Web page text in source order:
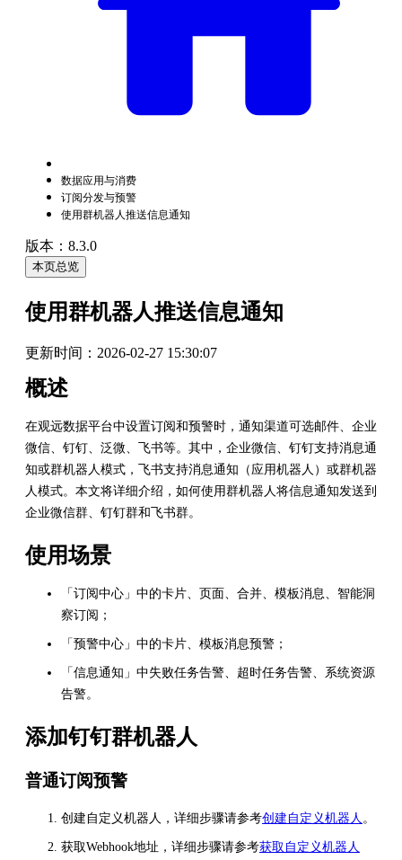
数据应用与消费
订阅分发与预警
使用群机器人推送信息通知
版本：8.3.0
本页总览
使用群机器人推送信息通知
更新时间： 2026-02-27 15:30:07
概述
在观远数据平台中设置订阅和预警时，通知渠道可选邮件、企业
微信、钉钉、泛微、飞书等。其中，企业微信、钉钉支持消息通
知或群机器人模式，飞书支持消息通知（应用机器人）或群机器
人模式。本文将详细介绍，如何使用群机器人将信息通知发送到
企业微信群、钉钉群和飞书群。
使用场景
「订阅中心」中的卡片、页面、合并、模板消息、智能洞
察订阅；
「预警中心」中的卡片、模板消息预警；
「信息通知」中失败任务告警、超时任务告警、系统资源
告警。
添加钉钉群机器人
普通订阅预警
创建自定义机器人，详细步骤请参考创建自定义机器人 。
获取Webhook地址，详细步骤请参考获取自定义机器人